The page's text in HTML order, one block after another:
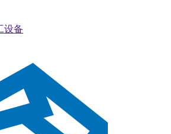
设备